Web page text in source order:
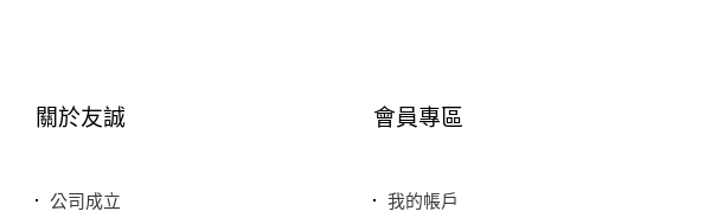
關於友誠
公司成立
會員專區
我的帳戶